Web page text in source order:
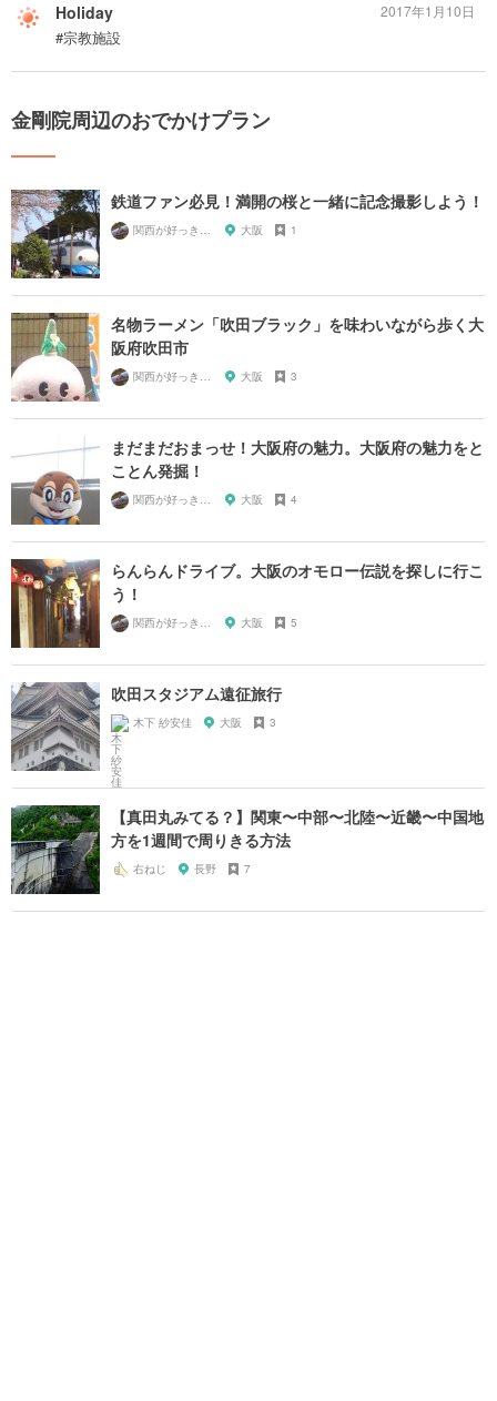
Holiday
#宗教施設
2017年1月10日
金剛院周辺のおでかけプラン
鉄道ファン必見！満開の桜と一緒に記念撮影しよう！
関西が好っきゃねん 大阪 1
名物ラーメン「吹田ブラック」を味わいながら歩く大
阪府吹田市
関西が好っきゃねん 大阪 3
まだまだおまっせ！大阪府の魅力。大阪府の魅力をと
ことん発掘！
関西が好っきゃねん 大阪 4
らんらんドライブ。大阪のオモロー伝説を探しに行こ
う！
関西が好っきゃねん 大阪 5
吹田スタジアム遠征旅行
木下 紗安佳 大阪 3
【真田丸みてる？】関東〜中部〜北陸〜近畿〜中国地
方を1週間で周りきる方法
右ねじ 長野 7